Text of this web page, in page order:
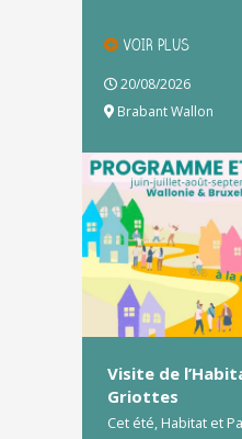
VOIR PLUS
20/08/2026
Brabant Wallon
Visite de
Griottes
Cet été, Habitat et